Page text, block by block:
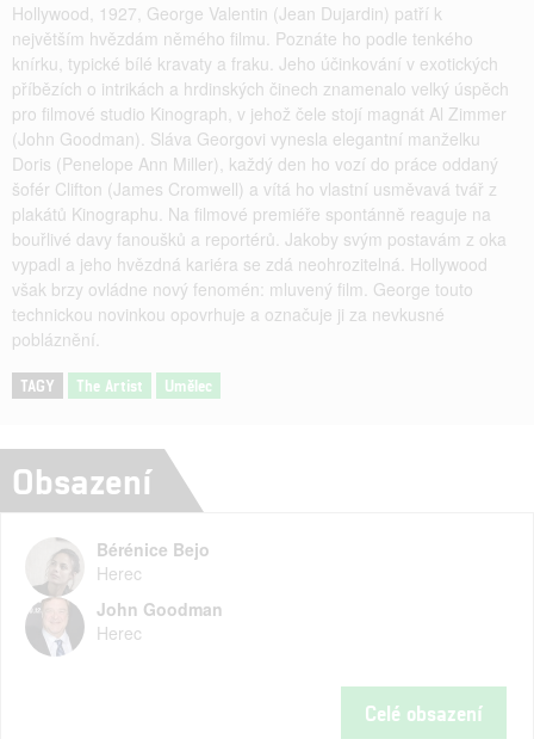
Hollywood, 1927, George Valentin (Jean Dujardin) patří k
největším hvězdám němého filmu. Poznáte ho podle tenkého
knírku, typické bílé kravaty a fraku. Jeho účinkování v exotických
příbězích o intrikách a hrdinských činech znamenalo velký úspěch
pro filmové studio Kinograph, v jehož čele stojí magnát Al Zimmer
(John Goodman). Sláva Georgovi vynesla elegantní manželku
Doris (Penelope Ann Miller), každý den ho vozí do práce oddaný
šofér Clifton (James Cromwell) a vítá ho vlastní usměvavá tvář z
plakátů Kinographu. Na filmové premiéře spontánně reaguje na
bouřlivé davy fanoušků a reportérů. Jakoby svým postavám z oka
vypadl a jeho hvězdná kariéra se zdá neohrozitelná. Hollywood
však brzy ovládne nový fenomén: mluvený film. George touto
technickou novinkou opovrhuje a označuje ji za nevkusné
pobláznění.
TAGY The Artist Umělec
Obsazení
Bérénice Bejo
Herec
John Goodman
Herec
Celé obsazení